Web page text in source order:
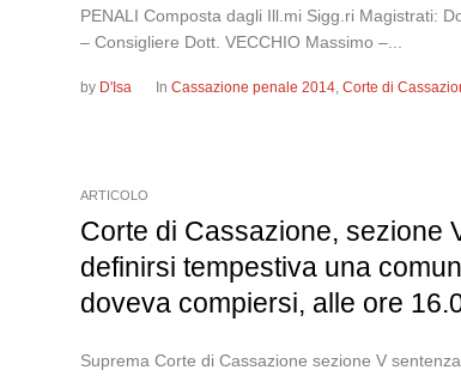
PENALI Composta dagli Ill.mi Sigg.ri Magistrati:
– Consigliere Dott. VECCHIO Massimo –...
by D'Isa InCassazione penale 2014,Corte di
ARTICOLO
Corte di Cassazione, sezione
definirsi tempestiva una
doveva compiersi, alle ore
Suprema Corte di Cassazione sezione V